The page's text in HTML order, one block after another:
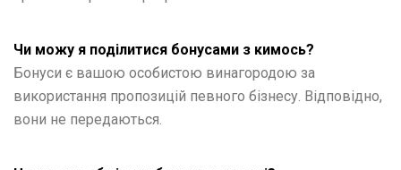
Чи можу я поділитися бонусами з кимось?
Бонуси є вашою особистою винагородою за
використання пропозицій певного бізнесу. Відповідно,
вони не передаються.